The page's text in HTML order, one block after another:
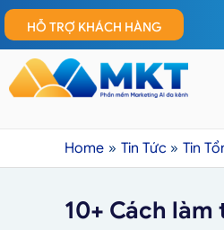
HỖ TRỢ KHÁCH HÀNG
Home Tin Tức Tin
10+ Cách